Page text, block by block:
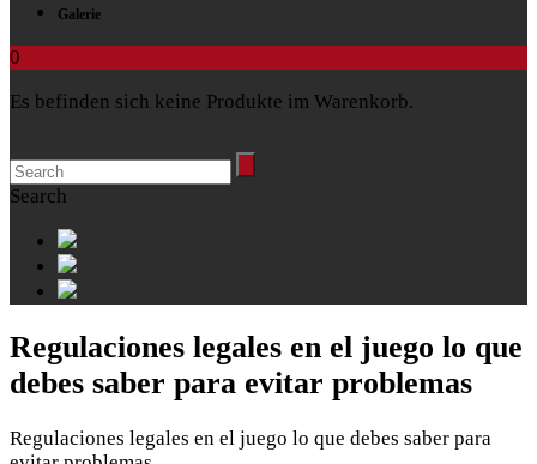
Galerie
0
Es befinden sich keine Produkte im Warenkorb.
Search
Regulaciones legales en el juego lo que
debes saber para evitar problemas
Regulaciones legales en el juego lo que debes saber para